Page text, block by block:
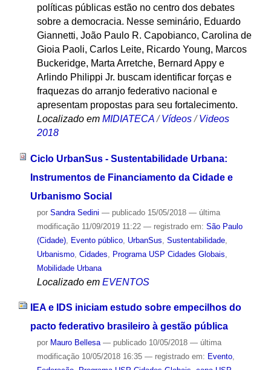
políticas públicas estão no centro dos debates
sobre a democracia. Nesse seminário, Eduardo
Giannetti, João Paulo R. Capobianco, Carolina de
Gioia Paoli, Carlos Leite, Ricardo Young, Marcos
Buckeridge, Marta Arretche, Bernard Appy e
Arlindo Philippi Jr. buscam identificar forças e
fraquezas do arranjo federativo nacional e
apresentam propostas para seu fortalecimento.
Localizado em MIDIATECA /Vídeos /Videos
2018
Ciclo UrbanSus - Sustentabilidade Urbana:
Instrumentos de Financiamento da Cidade e
Urbanismo Social
por Sandra Sedini — publicado15/05/2018 — última
modificação11/09/2019 11:22 — registrado em: São Paulo
(Cidade), Evento público, UrbanSus Sustentabilidade,
Urbanismo, Cidades Programa USP Cidades Globais
Mobilidade Urbana
Localizado em EVENTOS
IEA e IDS iniciam estudo sobre empecilhos do
pacto federativo brasileiro à gestão pública
por Mauro Bellesa — publicado10/05/2018 — última
modificação10/05/2018 16:35 — registrado em: Evento,